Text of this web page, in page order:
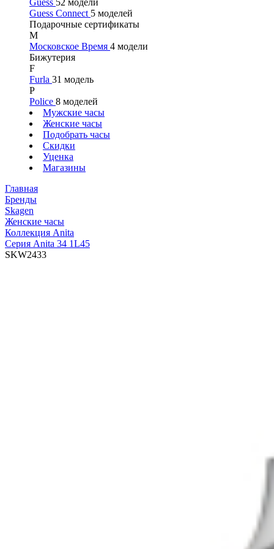
Guess 52 модели
Guess Connect 5 моделей
Подарочные сертификаты
М
Московское Время 4 модели
Бижутерия
F
Furla 31 модель
P
Police 8 моделей
Мужские часы
Женские часы
Подобрать часы
Скидки
Уценка
Магазины
Главная
Бренды
Skagen
Женские часы
Коллекция Anita
Серия Anita 34 1L45
SKW2433